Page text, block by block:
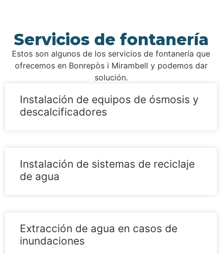
Servicios de fontanería
Estos son algunos de los servicios de fontanería que
ofrecemos en Bonrepòs i Mirambell y podemos dar
solución.
Instalación de equipos de ósmosis y
descalcificadores
Instalación de sistemas de reciclaje
de agua
Extracción de agua en casos de
inundaciones